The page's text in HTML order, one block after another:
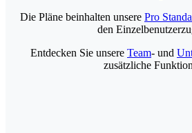
Die Pläne beinhalten unsere Pro
den
Entdecken Sie unsere Team- und
zusätzliche